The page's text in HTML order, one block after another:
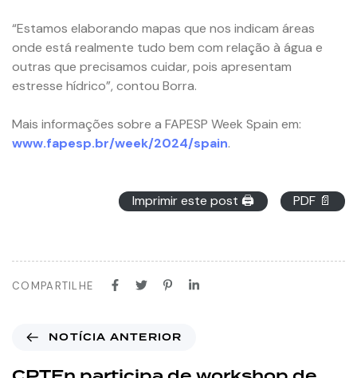
“Estamos elaborando mapas que nos indicam áreas
onde está realmente tudo bem com relação à água e
outras que precisamos cuidar, pois apresentam
estresse hídrico”, contou Borra.
Mais informações sobre a FAPESP Week Spain em:
www.fapesp.br/week/2024/spain.
Imprimir este post 🖨 PDF 📄
COMPARTILHE
NOTÍCIA ANTERIOR